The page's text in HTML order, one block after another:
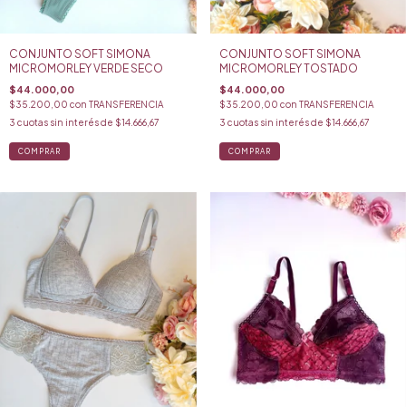
CONJUNTO SOFT SIMONA
MICROMORLEY VERDE SECO
$44.000,00
$35.200,00 con TRANSFERENCIA
3 cuotas sin interés de $14.666,67
COMPRAR
CONJUNTO SOFT SIMONA
MICROMORLEY TOSTADO
$44.000,00
$35.200,00 con TRANSFERENCIA
3 cuotas sin interés de $14.666,67
COMPRAR